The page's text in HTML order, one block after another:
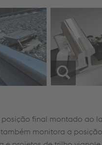
posição final montado ao
monitora a posição